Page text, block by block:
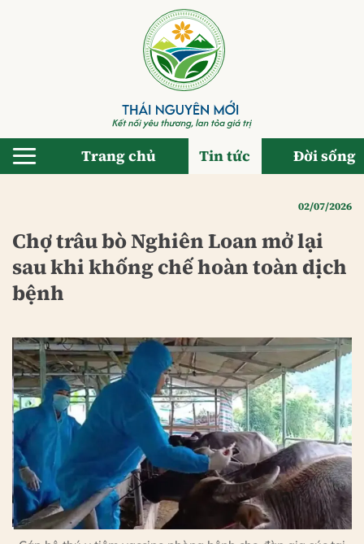
Trang chủ Tin tức Đời sống
02/07/2026
Chợ trâu bò Nghiên Loan mở lại
sau khi khống chế hoàn toàn dịch
bệnh